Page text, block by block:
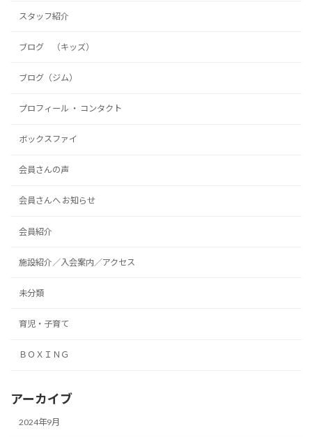
スタッフ紹介
ブログ （キッズ）
ブログ（ジム）
プロフィール ・ コンタクト
ボックスファイ
会員さんの声
会員さんへ お知らせ
会員紹介
施設紹介／入会案内／アクセス
未分類
育児・子育て
ＢＯＸＩＮＧ
アーカイブ
2024年9月